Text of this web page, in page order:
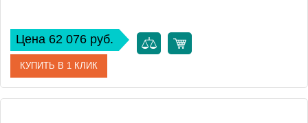
Цена 62 076 руб.
КУПИТЬ В 1 КЛИК